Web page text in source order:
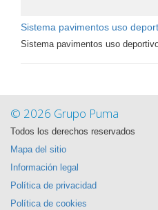
Sistema pavimentos uso
Sistema pavimentos uso
© 2026 Grupo Puma
Todos los derechos reservados
Mapa del sitio
Información legal
Política de privacidad
Política de cookies